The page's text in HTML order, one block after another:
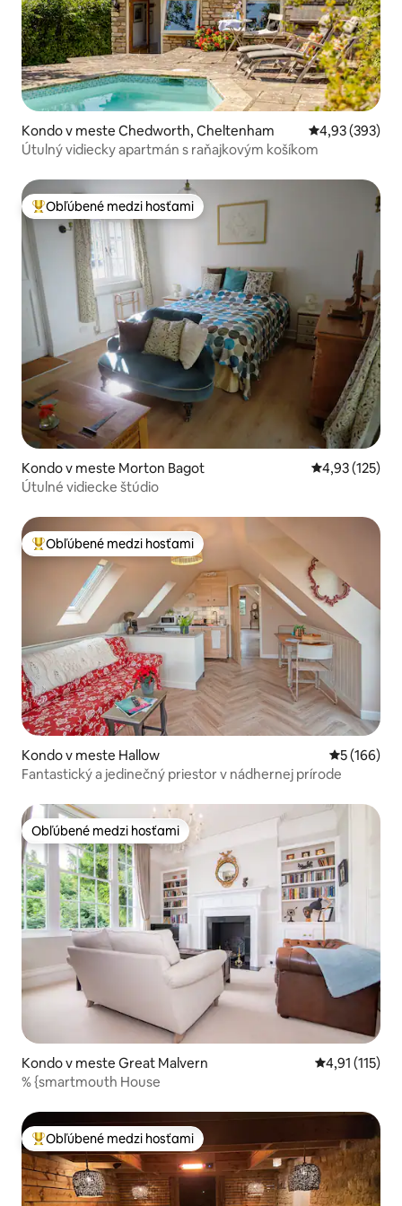
Kondo v meste Chedworth, Cheltenham Priemerné
4,93 (393)
Útulný vidiecky apartmán s raňajkovým košíkom
Najobľúbenejšie medzi hosťami
Obľúbené medzi hosťami
Kondo v meste Morton Bagot Priemerné
4,93 (125)
Útulné vidiecke štúdio
Najobľúbenejšie medzi hosťami
Obľúbené medzi hosťami
Kondo v meste Hallow Priemerné
5 (166)
Fantastický a jedinečný priestor v nádhernej prírode
Obľúbené medzi hosťami
Obľúbené medzi hosťami
Kondo v meste Great Malvern Priemerné
4,91 (115)
% {smartmouth House
Najobľúbenejšie medzi hosťami
Obľúbené medzi hosťami